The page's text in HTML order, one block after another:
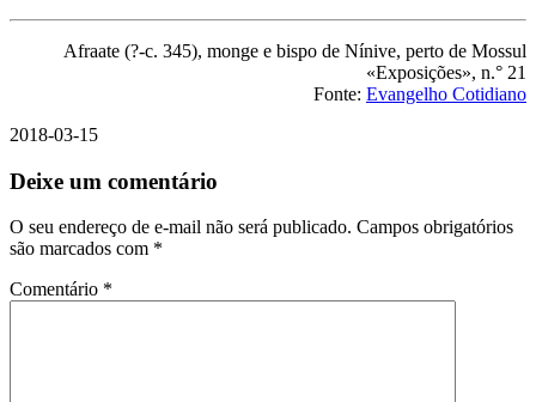
Afraate (?-c. 345), monge e bispo de Nínive, perto de Mossul
«Exposições», n.° 21
Fonte: Evangelho Cotidiano
2018-03-15
Deixe um comentário
O seu endereço de e-mail não será publicado. Campos obrigatórios
são marcados com *
Comentário *